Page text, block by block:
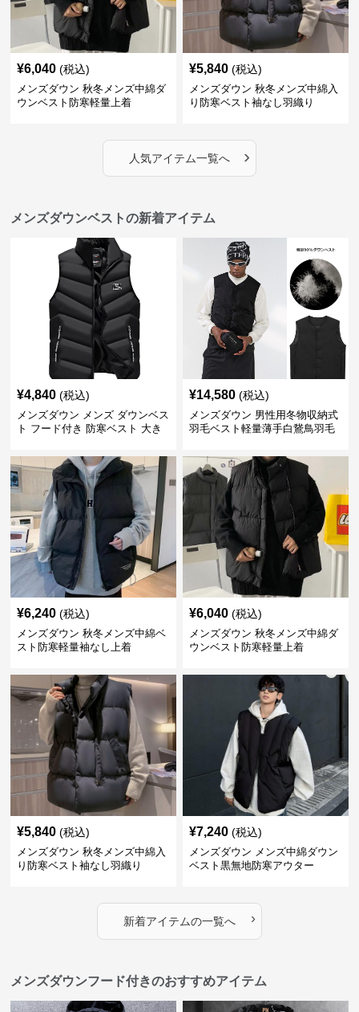
¥6,040 (税込)
メンズダウン 秋冬メンズ中綿ダ
ウンベスト防寒軽量上着
¥5,840 (税込)
メンズダウン 秋冬メンズ中綿入
り防寒ベスト袖なし羽織り
人気アイテム一覧へ ›
メンズダウンベストの新着アイテム
¥4,840 (税込)
メンズダウン メンズ ダウンベス
ト フード付き 防寒ベスト 大き
¥14,580 (税込)
メンズダウン 男性用冬物収納式
羽毛ベスト軽量薄手白鵞鳥羽毛
¥6,240 (税込)
メンズダウン 秋冬メンズ中綿ベ
スト防寒軽量袖なし上着
¥6,040 (税込)
メンズダウン 秋冬メンズ中綿ダ
ウンベスト防寒軽量上着
¥5,840 (税込)
メンズダウン 秋冬メンズ中綿入
り防寒ベスト袖なし羽織り
¥7,240 (税込)
メンズダウン メンズ中綿ダウン
ベスト黒無地防寒アウター
新着アイテムの一覧へ ›
メンズダウンフード付きのおすすめアイテム